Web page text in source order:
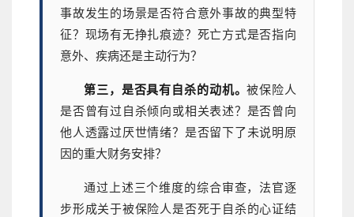
事故发生的场景是否符合意外事故的典型特
征？现场有无挣扎痕迹？死亡方式是否指向
意外、疾病还是主动行为？
第三，是否具有自杀的动机。被保险人
是否曾有过自杀倾向或相关表述？是否曾向
他人透露过厌世情绪？是否留下了未说明原
因的重大财务安排？
通过上述三个维度的综合审查，法官逐
步形成关于被保险人是否死于自杀的心证结